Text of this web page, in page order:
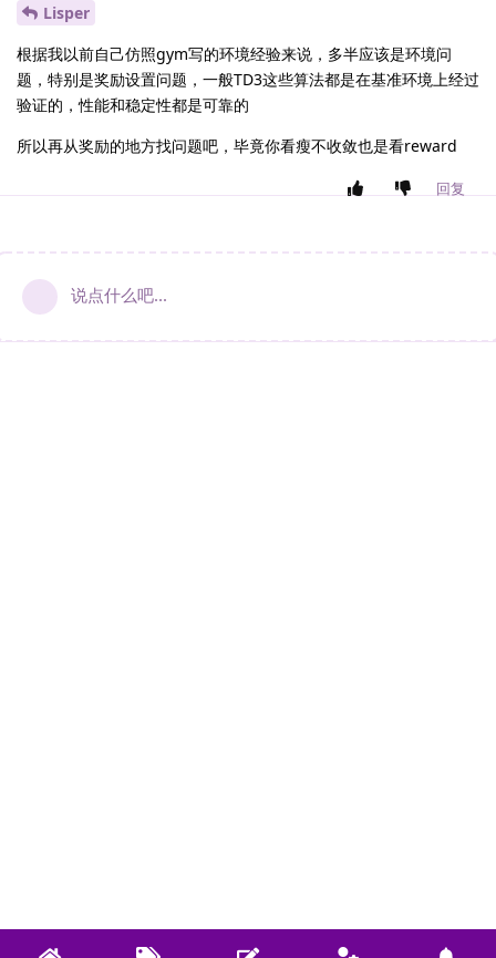
Lisper
根据我以前自己仿照gym写的环境经验来说，多半应该是环境问
题，特别是奖励设置问题，一般TD3这些算法都是在基准环境上经过
验证的，性能和稳定性都是可靠的
所以再从奖励的地方找问题吧，毕竟你看瘦不收敛也是看reward
回复
说点什么吧...